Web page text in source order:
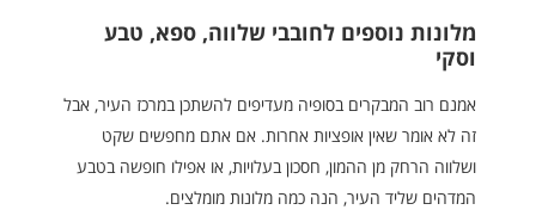
מלונות נוספים לחובבי שלווה, ספא, טבע
וסקי
אמנם רוב המבקרים בסופיה מעדיפים להשתכן במרכז העיר, אבל
זה לא אומר שאין אופציות אחרות. אם אתם מחפשים שקט
ושלווה הרחק מן ההמון, חסכון בעלויות, או אפילו חופשה בטבע
המדהים שליד העיר, הנה כמה מלונות מומלצים.